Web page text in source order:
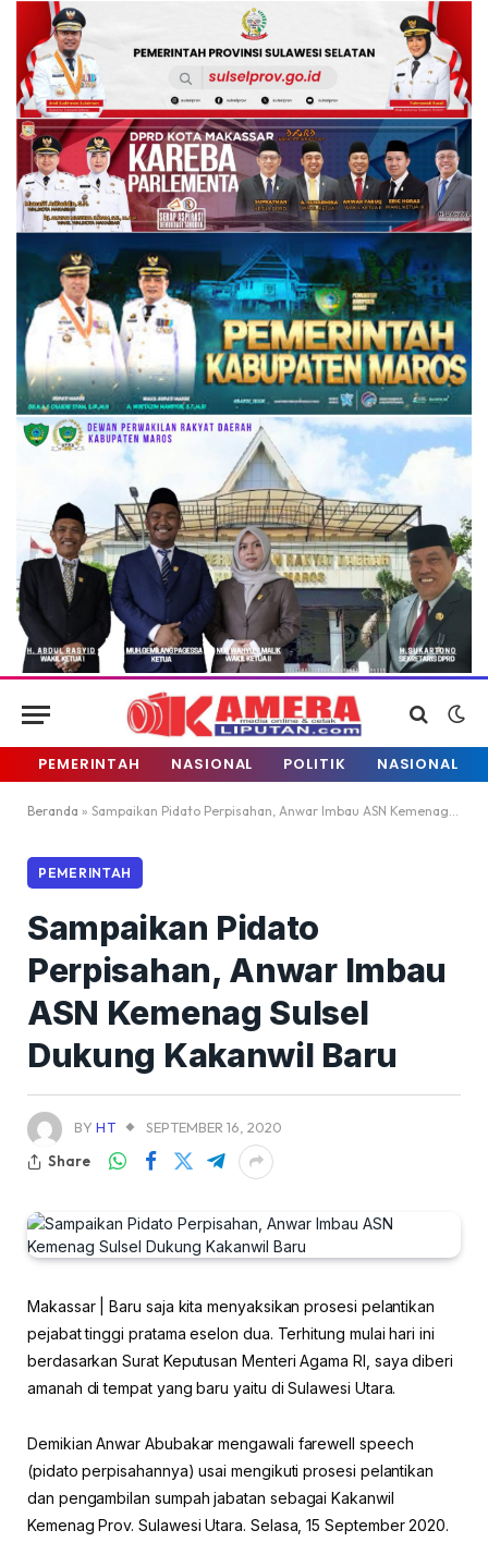
PEMERINTAH NASIONAL POLITIK NASIONAL
Beranda » Sampaikan Pidato Perpisahan, Anwar Imbau ASN Kemenag Sulsel Dukung Kakanwil Baru
PEMERINTAH
Sampaikan Pidato
Perpisahan, Anwar Imbau
ASN Kemenag Sulsel
Dukung Kakanwil Baru
BY HT
SEPTEMBER 16, 2020
Share
Makassar | Baru saja kita menyaksikan prosesi pelantikan
pejabat tinggi pratama eselon dua. Terhitung mulai hari ini
berdasarkan Surat Keputusan Menteri Agama RI, saya diberi
amanah di tempat yang baru yaitu di Sulawesi Utara.
Demikian Anwar Abubakar mengawali farewell speech
(pidato perpisahannya) usai mengikuti prosesi pelantikan
dan pengambilan sumpah jabatan sebagai Kakanwil
Kemenag Prov. Sulawesi Utara. Selasa, 15 September 2020.